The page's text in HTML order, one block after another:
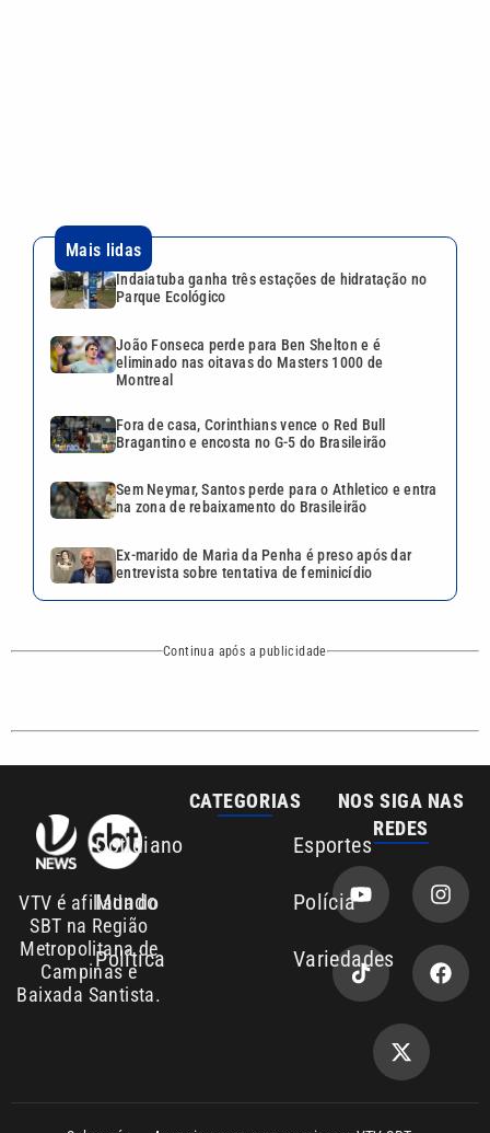
na zona de rebaixamento do Brasileirão
Ex-marido de Maria da Penha é preso após dar
entrevista sobre tentativa de feminicídio
Continua após a publicidade
VTV é afiliada do
SBT na Região
Cotidiano Esportes
Mundo Polícia
REDES
Anuncie agora com a emissora VTV SBT
Área de cobertura que a VTV SBT acompanha:
Entre em contato com a VTV News
Copyright © 2026. Todos os direitos
reservados | Empresa de Comunicação PRM
Política de privacidade